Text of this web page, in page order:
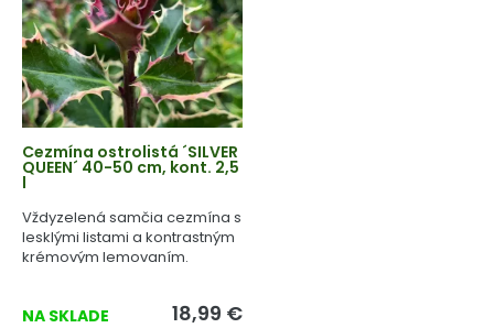
Cezmína ostrolistá ´SILVER
QUEEN´ 40-50 cm, kont. 2,5
l
Vždyzelená samčia cezmína s
lesklými listami a kontrastným
krémovým lemovaním.
NA SKLADE 18,99 €